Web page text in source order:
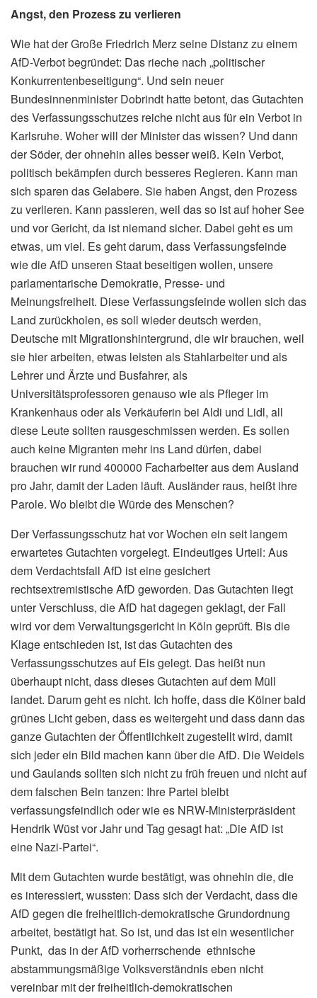
Angst, den Prozess zu verlieren
Wie hat der Große Friedrich Merz seine Distanz zu einem
AfD-Verbot begründet: Das rieche nach „politischer
Konkurrentenbeseitigung“. Und sein neuer
Bundesinnenminister Dobrindt hatte betont, das Gutachten
des Verfassungsschutzes reiche nicht aus für ein Verbot in
Karlsruhe. Woher will der Minister das wissen? Und dann
der Söder, der ohnehin alles besser weiß. Kein Verbot,
politisch bekämpfen durch besseres Regieren. Kann man
sich sparen das Gelabere. Sie haben Angst, den Prozess
zu verlieren. Kann passieren, weil das so ist auf hoher See
und vor Gericht, da ist niemand sicher. Dabei geht es um
etwas, um viel. Es geht darum, dass Verfassungsfeinde
wie die AfD unseren Staat beseitigen wollen, unsere
parlamentarische Demokratie, Presse- und
Meinungsfreiheit. Diese Verfassungsfeinde wollen sich das
Land zurückholen, es soll wieder deutsch werden,
Deutsche mit Migrationshintergrund, die wir brauchen, weil
sie hier arbeiten, etwas leisten als Stahlarbeiter und als
Lehrer und Ärzte und Busfahrer, als
Universitätsprofessoren genauso wie als Pfleger im
Krankenhaus oder als Verkäuferin bei Aldi und Lidl, all
diese Leute sollten rausgeschmissen werden. Es sollen
auch keine Migranten mehr ins Land dürfen, dabei
brauchen wir rund 400000 Facharbeiter aus dem Ausland
pro Jahr, damit der Laden läuft. Ausländer raus, heißt ihre
Parole. Wo bleibt die Würde des Menschen?
Der Verfassungsschutz hat vor Wochen ein seit langem
erwartetes Gutachten vorgelegt. Eindeutiges Urteil: Aus
dem Verdachtsfall AfD ist eine gesichert
rechtsextremistische AfD geworden. Das Gutachten liegt
unter Verschluss, die AfD hat dagegen geklagt, der Fall
wird vor dem Verwaltungsgericht in Köln geprüft. Bis die
Klage entschieden ist, ist das Gutachten des
Verfassungsschutzes auf Eis gelegt. Das heißt nun
überhaupt nicht, dass dieses Gutachten auf dem Müll
landet. Darum geht es nicht. Ich hoffe, dass die Kölner bald
grünes Licht geben, dass es weitergeht und dass dann das
ganze Gutachten der Öffentlichkeit zugestellt wird, damit
sich jeder ein Bild machen kann über die AfD. Die Weidels
und Gaulands sollten sich nicht zu früh freuen und nicht auf
dem falschen Bein tanzen: Ihre Partei bleibt
verfassungsfeindlich oder wie es NRW-Ministerpräsident
Hendrik Wüst vor Jahr und Tag gesagt hat: „Die AfD ist
eine Nazi-Partei“.
Mit dem Gutachten wurde bestätigt, was ohnehin die, die
es interessiert, wussten: Dass sich der Verdacht, dass die
AfD gegen die freiheitlich-demokratische Grundordnung
arbeitet, bestätigt hat. So ist, und das ist ein wesentlicher
Punkt, das in der AfD vorherrschende ethnische
abstammungsmäßige Volksverständnis eben nicht
vereinbar mit der freiheitlich-demokratischen